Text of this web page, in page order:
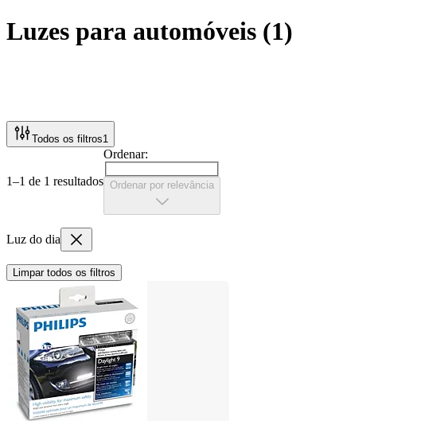
Luzes para automóveis (1)
Todos os filtros1
1–1 de 1 resultados
Ordenar:
Ordenar por relevância
Luz do dia
Limpar todos os filtros